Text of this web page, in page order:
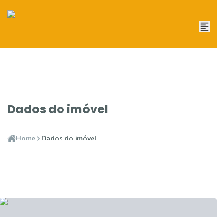
Dados do imóvel
Home Dados do imóvel